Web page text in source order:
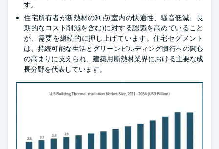
す。
住宅所有者が断熱材の利点(室内の快適性、騒音低減、長
期的なコスト削減を含む)に対する認識を高めていること
が、需要を継続的に押し上げています。住宅セグメント
は、持続可能な生活とグリーンビルディング慣行への関心
の高まりに支えられ、建築用断熱材業界における主要な成
長分野を代表しています。